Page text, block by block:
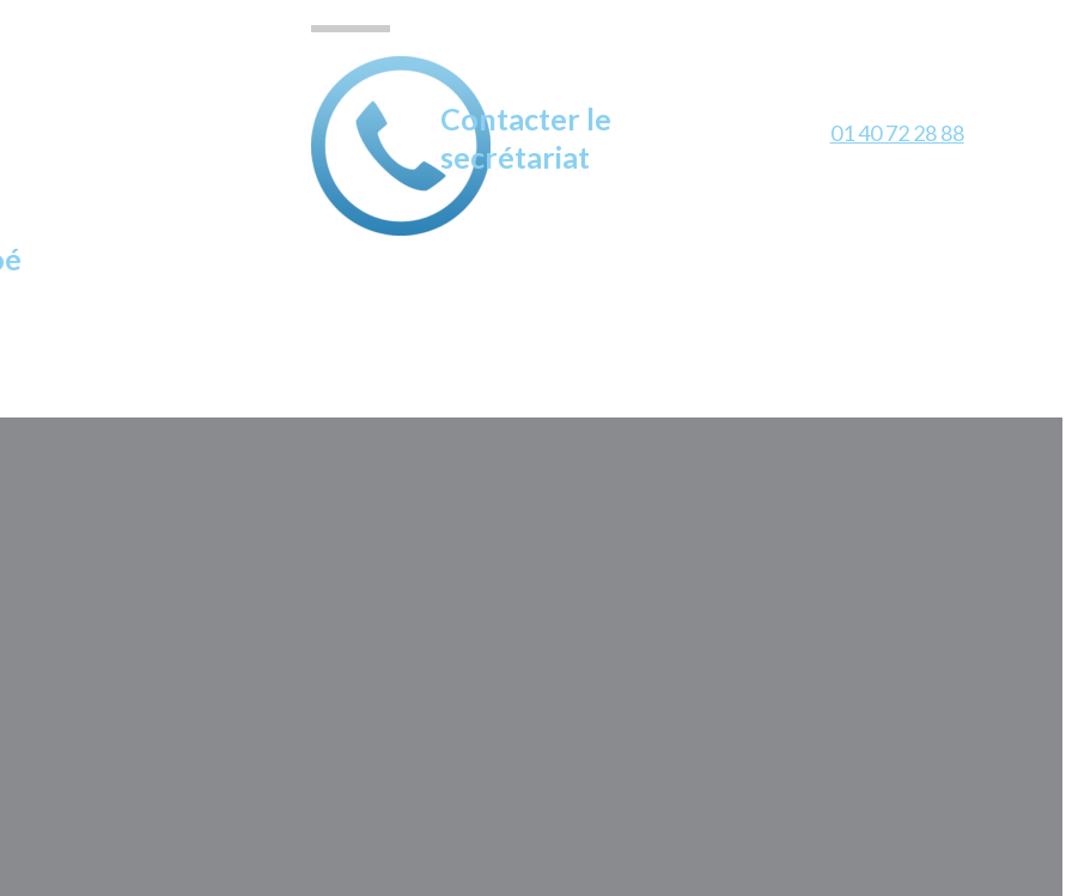
Contacter le
secrétariat
01 40 72 28 88